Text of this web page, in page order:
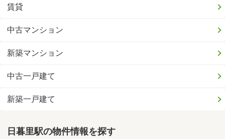
賃貸
中古マンション
新築マンション
中古一戸建て
新築一戸建て
日暮里駅の物件情報を探す